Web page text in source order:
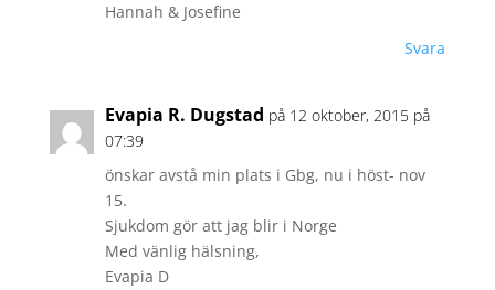
Hannah & Josefine
Svara
Evapia R. Dugstad på 12 oktober, 2015 på
07:39
önskar avstå min plats i Gbg, nu i höst- nov
15.
Sjukdom gör att jag blir i Norge
Med vänlig hälsning,
Evapia D